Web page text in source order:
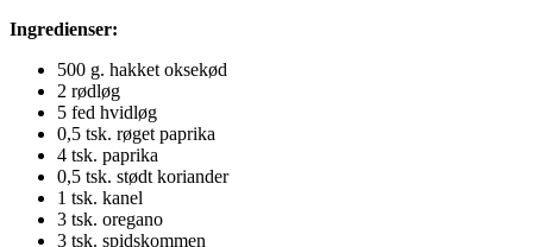
Ingredienser:
500 g. hakket oksekød
2 rødløg
5 fed hvidløg
0,5 tsk. røget paprika
4 tsk. paprika
0,5 tsk. stødt koriander
1 tsk. kanel
3 tsk. oregano
3 tsk. spidskommen